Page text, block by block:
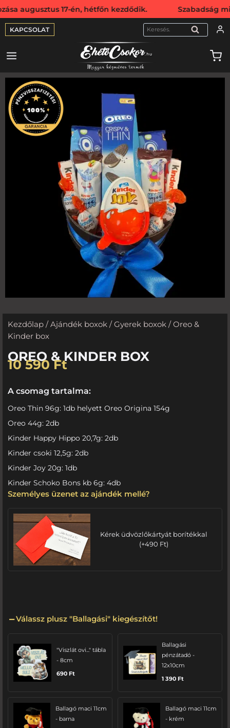
17-én, hétfőn kezdődik. Szabadság miatt
KAPCSOLAT KERESÉS
Kezdőlap /Ajándék boxok /Gyerek boxok / Oreo &
Kinder box
OREO & KINDER BOX
10 590Ft
A csomag tartalma:
Oreo Thin 96g: 1db helyett Oreo Origina 154g
Oreo 44g: 2db
Kinder Happy Hippo 20,7g: 2db
Kinder csoki 12,5g: 2db
Kinder Joy 20g: 1db
Kinder Schoko Bons kb 6g: 4db
Személyes üzenet az ajándék mellé?
Kérek üdvözlőkártyát borítékkal
(+490 Ft)
Válassz plusz "Ballagási" kiegészítőt!
"Viszlát ovi..." tábla
- 8cm
690 Ft
Ballagási
pénzátadó -
12x10cm
1 390 Ft
Ballagó maci 11cm
- barna
Ballagó maci 11cm
- krém